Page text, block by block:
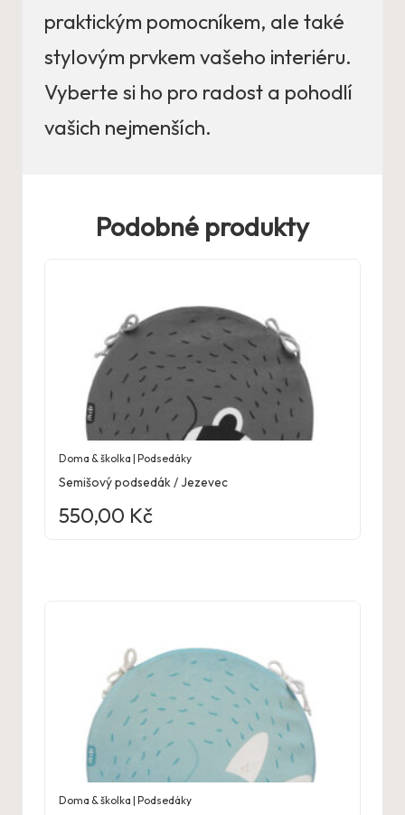
praktickým pomocníkem, ale také
stylovým prvkem vašeho interiéru.
Vyberte si ho pro radost a pohodlí
vašich nejmenších.
Podobné produkty
Doma & školka | Podsedáky
Semišový podsedák / Jezevec
550,00 Kč
Doma & školka | Podsedáky